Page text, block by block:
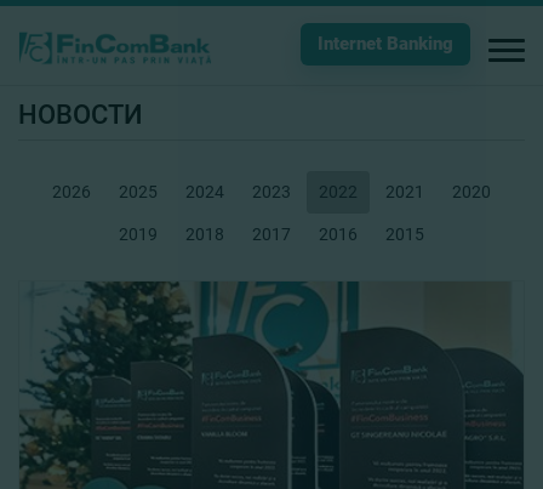
Internet Banking
НОВОСТИ
2026 2025 2024 2023 2022 2021 2020
2019 2018 2017 2016 2015